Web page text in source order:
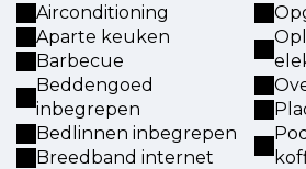
Airconditioning
Aparte keuken
Barbecue
Beddengoed
inbegrepen
Bedlinnen inbegrepen
Breedband internet